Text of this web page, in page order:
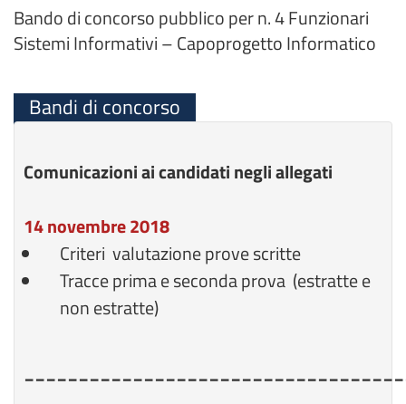
Bando di concorso pubblico per n. 4 Funzionari
Sistemi Informativi – Capoprogetto Informatico
Bandi di concorso
Comunicazioni ai candidati negli allegati
14 novembre 2018
Criteri valutazione prove scritte
Tracce prima e seconda prova (estratte e
non estratte)